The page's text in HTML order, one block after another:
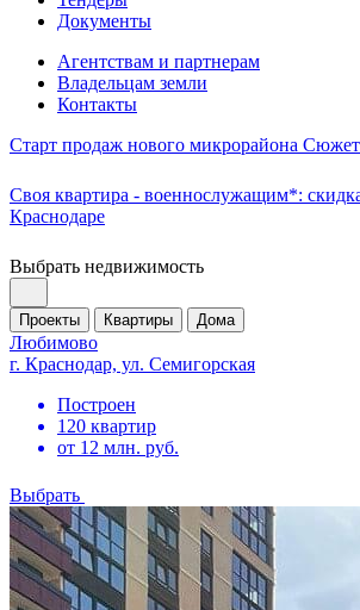
Документы
Агентствам и партнерам
Владельцам земли
Контакты
Старт продаж нового микрорайона
Своя квартира - военнослужащим*:
Краснодаре
Выбрать недвижимость
Проекты Квартиры Дома
Любимово
г. Краснодар, ул. Семигорская
Построен
120 квартир
от 12 млн. руб.
Выбрать